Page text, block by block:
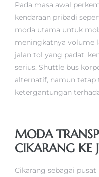
Pada masa awal
kendaraan pribadi
moda utama untuk
meningkatnya volume
jalan tol yang padat,
serius. Shuttle bus
alternatif, namun tetap
ketergantungan
MODA
CIKARANG KE
Cikarang sebagai